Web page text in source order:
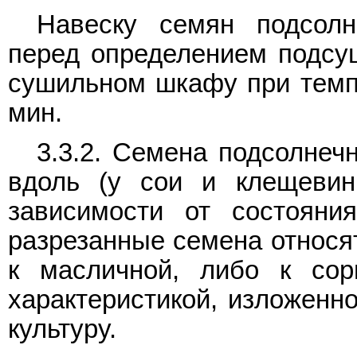
Навеску семян
перед определением
сушильном шкафу при
мин.
3.3.2. Семена
вдоль (у сои и
зависимости от
разрезанные семена
к масличной, либо к
характеристикой,
культуру.